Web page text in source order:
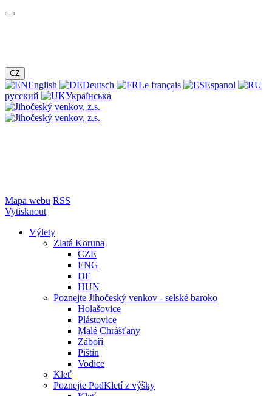
CZ
English Deutsch Le français
Espanol
русский
Українська
Mapa webu RSS
Vytisknout
Výlety
Zlatá Koruna
CZE
ENG
DE
HUN
Poznejte Jihočeský venkov - selské baroko
Holašovice
Plástovice
Malé Chrášťany
Záboří
Pištín
Vodice
Kleť
Poznejte PodKletí z výšky